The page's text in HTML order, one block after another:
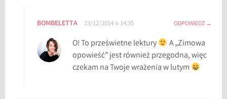
BOMBELETTA 23/12/2014 o 14:35 ODPOWIEDZ
O! To prześwietne lektury
A „Zimowa
opowieść” jest również przegodna, więc
czekam na Twoje wrażenia w lutym